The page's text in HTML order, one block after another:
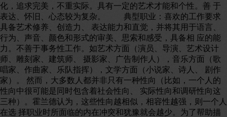
化，追求完美，不重实际。具有一定的艺术才能和个性。善 于
表达、怀旧、心态较为复杂。 典型职业：喜欢的工作要求
具备艺术修养、创造力、 表达能力和直觉，并将其用于语言、
行为、声音、颜色和形式的审美、思索和感受，具备相 应的能
力。不善于事务性工作。如艺术方面（演员、导演、艺术设计
师、雕刻家、建筑师、 摄影家、广告制作人），音乐方面（歌
唱家、作曲家、乐队指挥），文学方面（小说家、诗人、 剧作
家）。 然而，大多数人都并非只有一种性向（比如，一个人的
性向中很可能是同时包含着社会性向、 实际性向和调研性向这
三种）。霍兰德认为，这些性向越相似，相容性越强，则一个人
在选 择职业时所面临的内在冲突和犹豫就会越少。为了帮助描